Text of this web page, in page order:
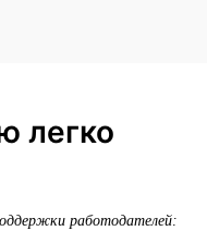
легко
работодателей: